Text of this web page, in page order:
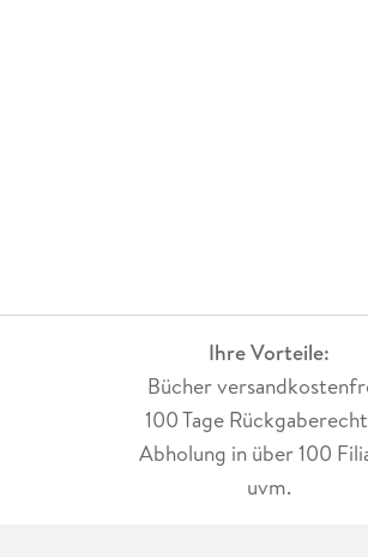
Ihre Vorteile:
Bücher
100 Tage
Abholung in über 100
uvm.